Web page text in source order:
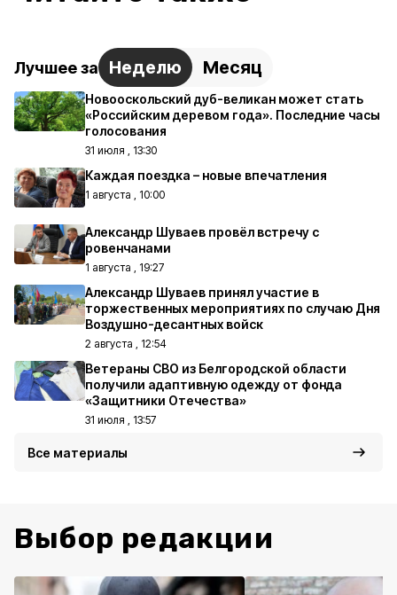
Лучшее за Неделю Месяц
Новооскольский дуб-великан может стать
«Российским деревом года». Последние часы
голосования
31 июля , 13:30
Каждая поездка – новые впечатления
1 августа , 10:00
Александр Шуваев провёл встречу с
ровенчанами
1 августа , 19:27
Александр Шуваев принял участие в
торжественных мероприятиях по случаю Дня
Воздушно-десантных войск
2 августа , 12:54
Ветераны СВО из Белгородской области
получили адаптивную одежду от фонда
«Защитники Отечества»
31 июля , 13:57
Все материалы
Выбор редакции